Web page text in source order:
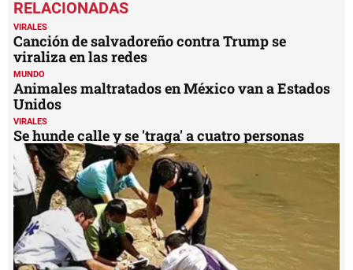
VIRALES
Canción de salvadoreño contra Trump se
viraliza en las redes
MUNDO
Animales maltratados en México van a Estados
Unidos
VIRALES
Se hunde calle y se 'traga' a cuatro personas